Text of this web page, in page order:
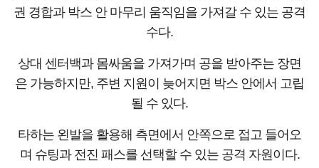
권 경합과 박스 안 마무리 움직임을 가져갈 수 있는 공격
수다.
상대 센터백과 몸싸움을 가져가며 공을 받아주는 장면
은 가능하지만, 주변 지원이 늦어지면 박스 안에서 고립
될 수 있다.
타하는 왼발을 활용해 측면에서 안쪽으로 접고 들어오
며 슈팅과 전진 패스를 선택할 수 있는 공격 자원이다.